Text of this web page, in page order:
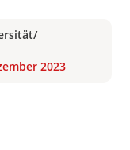
/
2023